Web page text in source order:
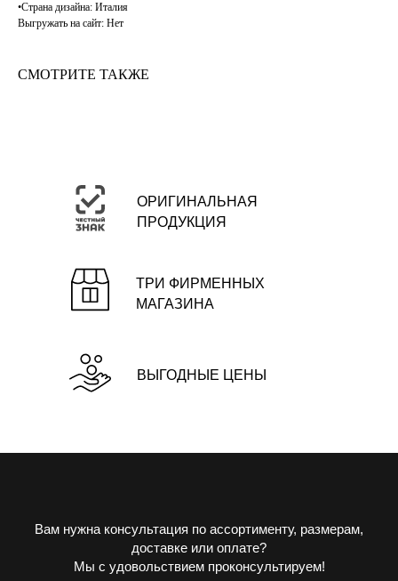
•Страна дизайна: Италия
Выгружать на сайт: Нет
СМОТРИТЕ ТАКЖЕ
ОРИГИНАЛЬНАЯ
ПРОДУКЦИЯ
ТРИ ФИРМЕННЫХ
МАГАЗИНА
ВЫГОДНЫЕ ЦЕНЫ
Вам нужна консультация по ассортименту, размерам,
доставке или оплате?
Мы с удовольствием проконсультируем!